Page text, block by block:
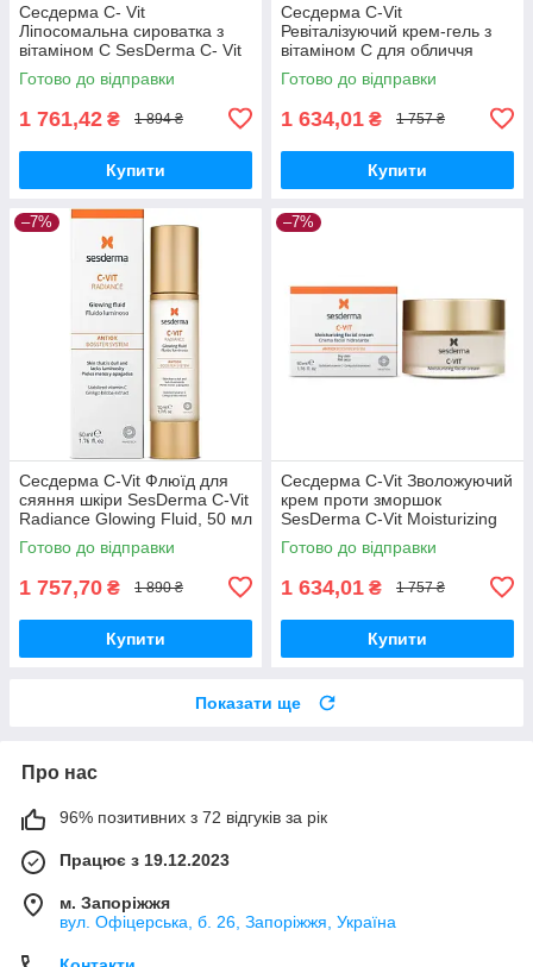
Сесдерма C- Vit
Ліпосомальна сироватка з
вітаміном C SesDerma C- Vit
Liposomal Serum, 30 мл
Готово до відправки
1 761,42 ₴ 1 894 ₴
Купити
Сесдерма C-Vit
Ревіталізуючий крем-гель з
вітаміном C для обличчя
SesDerma C-Vit Revitalizing
Cream Gel, 50 мл
Готово до відправки
1 634,01 ₴ 1 757 ₴
Купити
–7%
Сесдерма C-Vit Флюїд для
сяяння шкіри SesDerma C-Vit
Radiance Glowing Fluid, 50 мл
Готово до відправки
1 757,70 ₴ 1 890 ₴
Купити
–7%
Сесдерма C-Vit Зволожуючий
крем проти зморшок
SesDerma C-Vit Moisturizing
Face Cream, 50 мл
Готово до відправки
1 634,01 ₴ 1 757 ₴
Купити
Показати ще
Про нас
96% позитивних з 72 відгуків за рік
Працює з 19.12.2023
м. Запоріжжя
вул. Офіцерська, б. 26, Запоріжжя, Україна